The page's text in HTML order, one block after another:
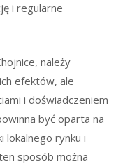
i regularne
należy
efektów, ale
i doświadczeniem
być oparta na
lokalnego rynku i
sposób można